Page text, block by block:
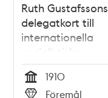
Ruth Gustafssons
delegatkort till
internationella
socialistiska
kongressen 1910
Tid
1910
Föremål